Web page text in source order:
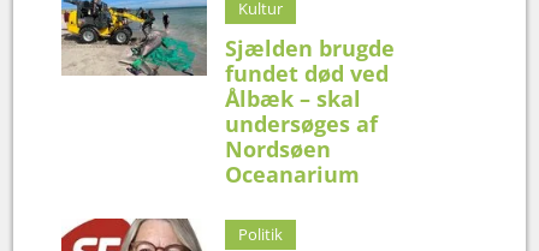
Kultur
Sjælden brugde
fundet død ved
Ålbæk – skal
undersøges af
Nordsøen
Oceanarium
Politik